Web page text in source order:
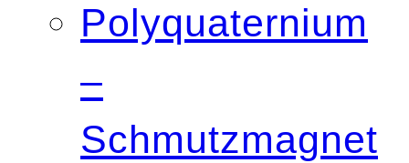
Polyquaternium
–
Schmutzmagnet